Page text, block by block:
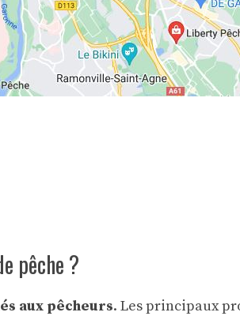
pêche ?
aux pêcheurs. Les principaux